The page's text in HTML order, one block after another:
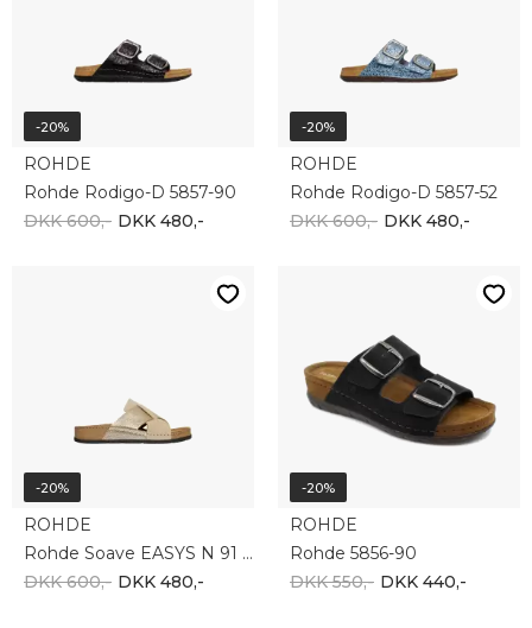
-20%
ROHDE
Rohde Rodigo-D 5857-90
DKK 600,- DKK 480,-
-20%
ROHDE
Rohde Rodigo-D 5857-52
DKK 600,- DKK 480,-
-20%
ROHDE
Rohde Soave EASYS N 91 5410-29
DKK 600,- DKK 480,-
-20%
ROHDE
Rohde 5856-90
DKK 550,- DKK 440,-